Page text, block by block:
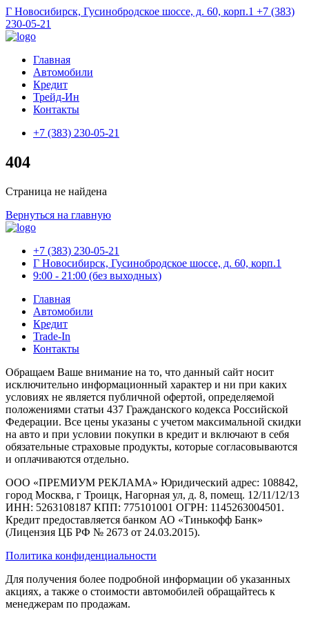
Г Новосибирск, Гусинобродское шоссе, д. 60, корп.1 +7 (383)
230-05-21
Главная
Автомобили
Кредит
Трейд-Ин
Контакты
+7 (383) 230-05-21
404
Страница не найдена
Вернуться на главную
+7 (383) 230-05-21
Г Новосибирск, Гусинобродское шоссе, д. 60, корп.1
9:00 - 21:00 (без выходных)
Главная
Автомобили
Кредит
Trade-In
Контакты
Обращаем Ваше внимание на то, что данный сайт носит
исключительно информационный характер и ни при каких
условиях не является публичной офертой, определяемой
положениями статьи 437 Гражданского кодекса Российской
Федерации. Все цены указаны с учетом максимальной скидки
на авто и при условии покупки в кредит и включают в себя
обязательные страховые продукты, которые согласовываются
и оплачиваются отдельно.
ООО «ПРЕМИУМ РЕКЛАМА» Юридический адрес: 108842,
город Москва, г Троицк, Нагорная ул, д. 8, помещ. 12/11/12/13
ИНН: 5263108187 КПП: 775101001 ОГРН: 1145263004501.
Кредит предоставляется банком АО «Тинькофф Банк»
(Лицензия ЦБ РФ № 2673 от 24.03.2015).
Политика конфиденциальности
Для получения более подробной информации об указанных
акциях, а также о стоимости автомобилей обращайтесь к
менеджерам по продажам.